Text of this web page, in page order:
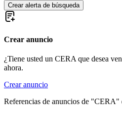
Crear alerta de búsqueda
Crear anuncio
¿Tiene usted un CERA que desea
ahora.
Crear anuncio
Referencias de anuncios de "CERA"